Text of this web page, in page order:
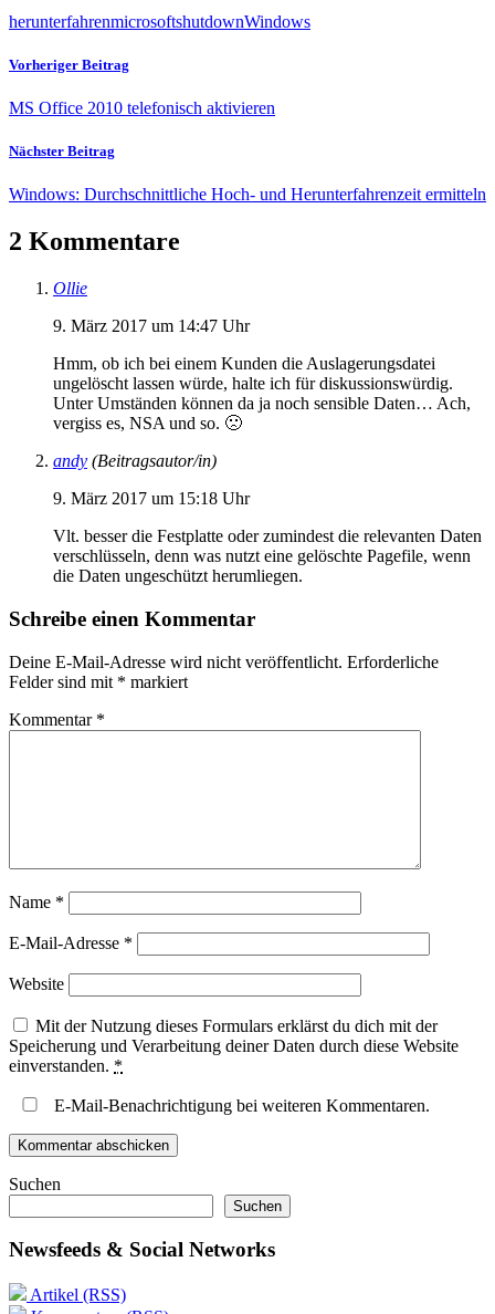
herunterfahrenmicrosoftshutdownWindows
Vorheriger Beitrag
MS Office 2010 telefonisch aktivieren
Nächster Beitrag
Windows: Durchschnittliche Hoch- und Herunterfahrenzeit ermitteln
2 Kommentare
Ollie
9. März 2017 um 14:47 Uhr
Hmm, ob ich bei einem Kunden die Auslagerungsdatei
ungelöscht lassen würde, halte ich für diskussionswürdig.
Unter Umständen können da ja noch sensible Daten… Ach,
vergiss es, NSA und so. 🙁
andy (Beitragsautor/in)
9. März 2017 um 15:18 Uhr
Vlt. besser die Festplatte oder zumindest die relevanten Daten
verschlüsseln, denn was nutzt eine gelöschte Pagefile, wenn
die Daten ungeschützt herumliegen.
Schreibe einen Kommentar
Deine E-Mail-Adresse wird nicht veröffentlicht. Erforderliche
Felder sind mit * markiert
Kommentar *
Name *
E-Mail-Adresse *
Website
Mit der Nutzung dieses Formulars erklärst du dich mit der
Speicherung und Verarbeitung deiner Daten durch diese Website
einverstanden. *
E-Mail-Benachrichtigung bei weiteren Kommentaren.
Suchen
Suchen
Newsfeeds & Social Networks
Artikel (RSS)